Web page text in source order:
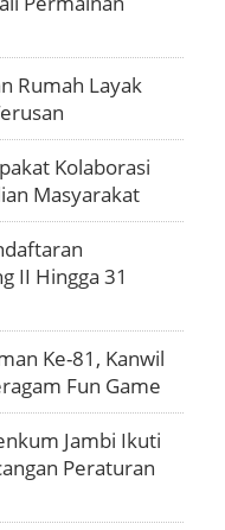
Rumah Layak
Kolaborasi
Masyarakat
II Hingga 31
Ke-81, Kanwil
Fun Game
Jambi Ikuti
Peraturan